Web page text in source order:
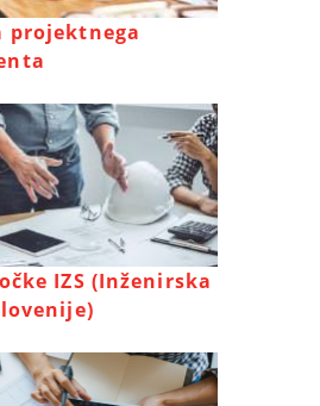
projektnega
IZS (Inženirska